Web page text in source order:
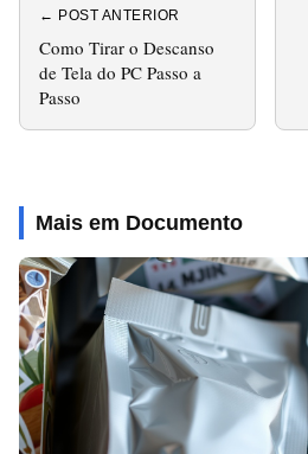
← POST ANTERIOR
Como Tirar o Descanso
de Tela do PC Passo a
Passo
Mais em Documento